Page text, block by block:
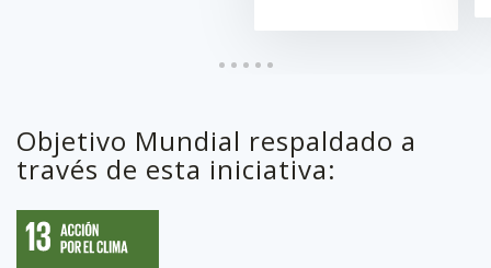
Objetivo Mundial respaldado a
través de esta iniciativa: